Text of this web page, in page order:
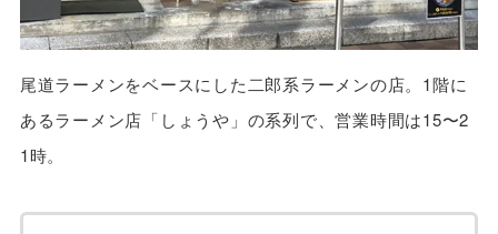
尾道ラーメンをベースにした二郎系ラーメンの店。1階に
あるラーメン店「しょうや」の系列で、営業時間は15〜2
1時。